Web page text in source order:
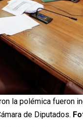
la polémica fueron
de Diputados.